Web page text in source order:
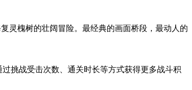
灵槐树的壮阔冒险。最经典的画面桥段，最动人的
挑战受击次数、通关时长等方式获得更多战斗积